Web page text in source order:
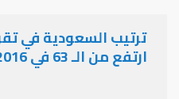
ترتيب السعودية في